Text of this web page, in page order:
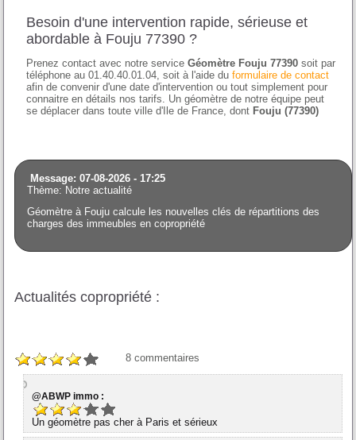
Besoin d'une intervention rapide, sérieuse et
abordable à Fouju 77390 ?
Prenez contact avec notre serviceGéomètre Fouju 77390 soit par
téléphone au 01.40.40.01.04, soit à l'aide duformulaire de contact
afin de convenir d'une date d'intervention ou tout simplement pour
connaitre en détails nos tarifs. Un géomètre de notre équipe peut
se déplacer dans toute ville d'Ile de France, dont Fouju (77390)
Message: 07-08-2026 - 17:25
Thème: Notre actualité
Géomètre à Fouju calcule les nouvelles clés de répartitions des
charges des immeubles en copropriété
Actualités copropriété :
8 commentaires
@ABWP immo :
Un géomètre pas cher à Paris et sérieux